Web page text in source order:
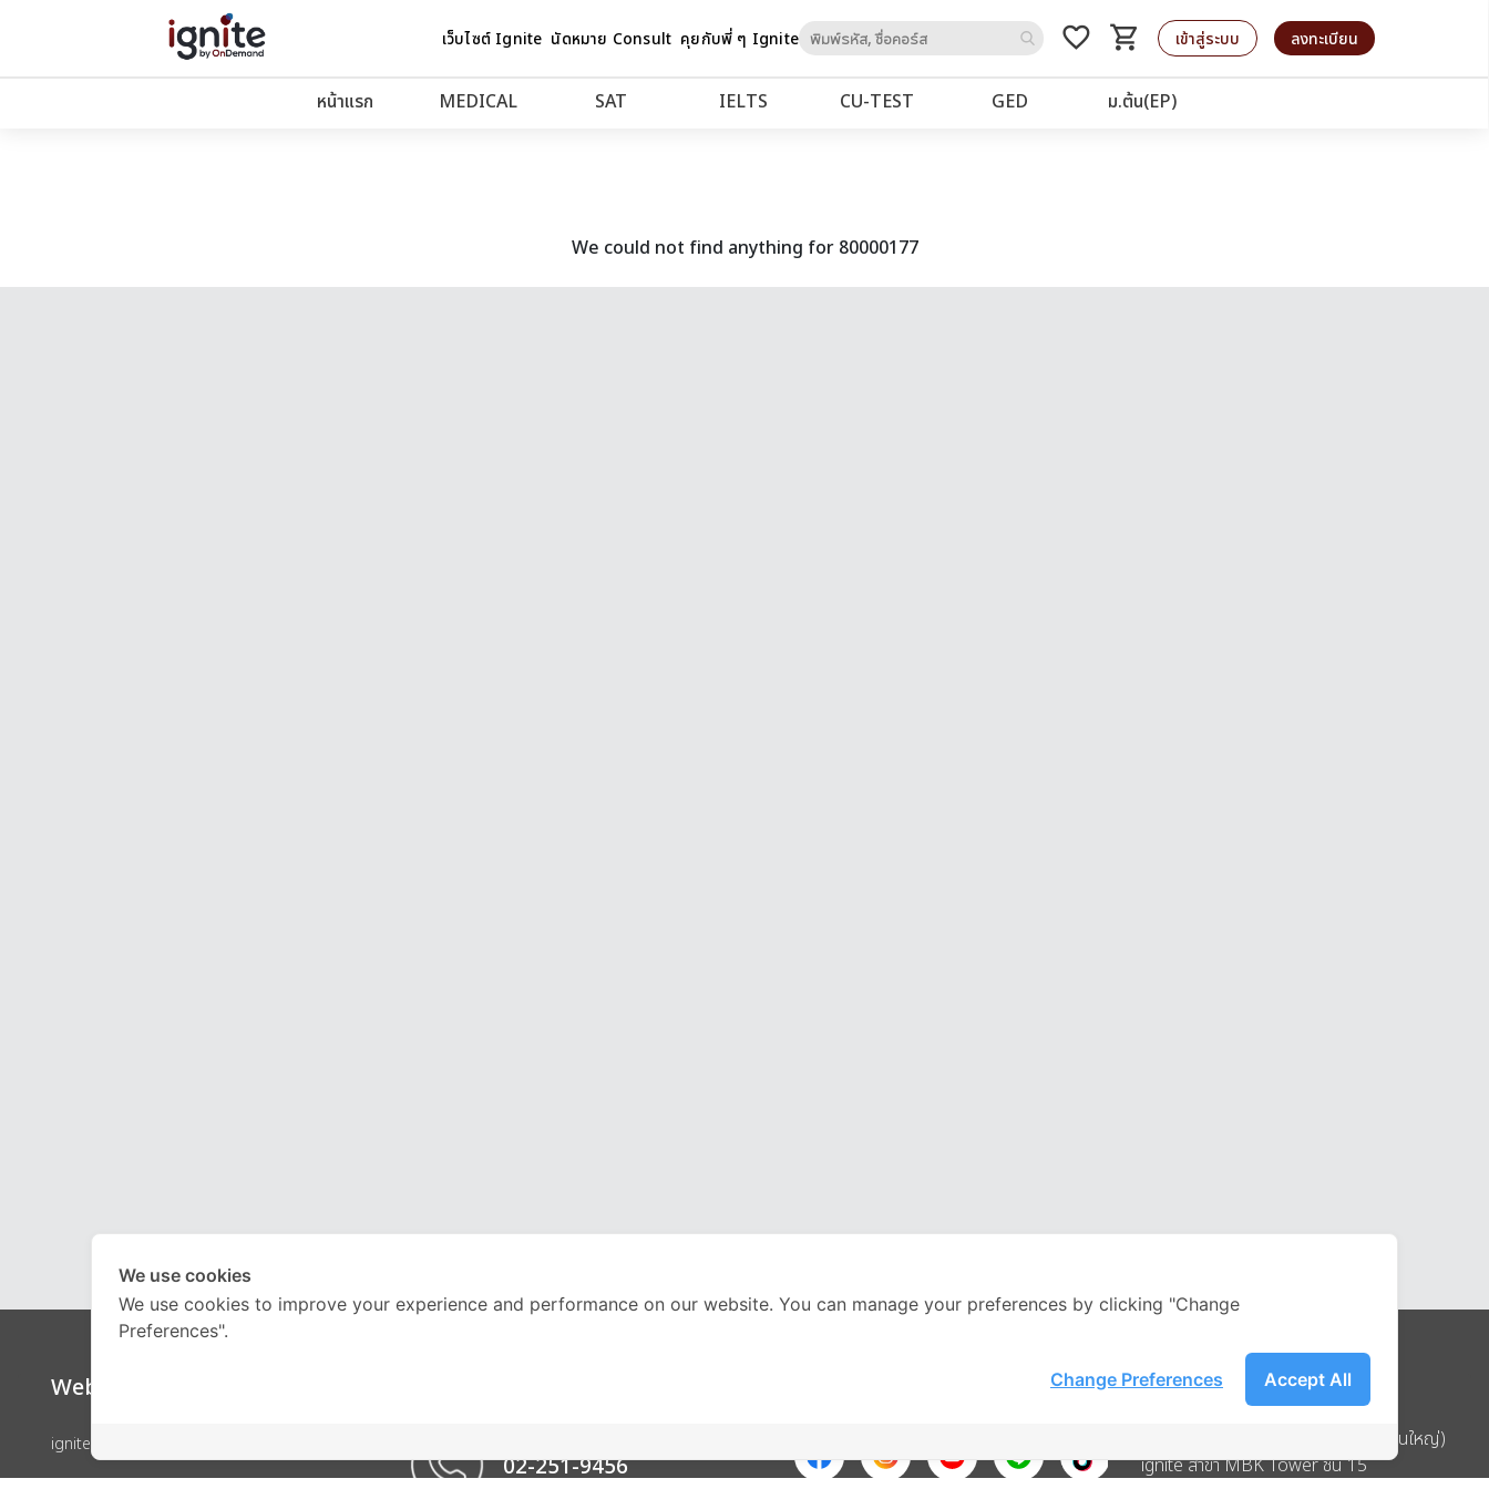
เว็บไซต์ Ignite นัดหมาย Consult คุยกับพี่ ๆ Igniteto
favorite_border shopping_cart
รถเข็น เข้าสู่ระบบ ลงทะเบียน
หน้าแรก MEDICAL SAT IELTS CU‑TEST GED ม.ต้น(EP)
We could not find anything for 80000177
Website
ignite by OnDemand
02-251-9456
Address
บริษัท อิกไนท์ เอ สตาร์ จำกัด (สำนักงานใหญ่)
ignite สาขา MBK Tower ชั้น 15
We use cookies
We use cookies to improve your experience and performance on our website. You can manage your preferences by clicking "Change
Preferences".
Accept All
Change Preferences